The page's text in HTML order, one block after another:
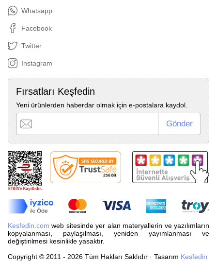
Whatsapp
Facebook
Twitter
Instagram
Fırsatları Keşfedin
Yeni ürünlerden haberdar olmak için e-postalara kaydol.
Kesfedin.com web sitesinde yer alan materyallerin ve yazılımların
kopyalanması, paylaşılması, yeniden yayımlanması ve
değiştirilmesi kesinlikle yasaktır.
Copyright © 2011 - 2026 Tüm Hakları Saklıdır · Tasarım Kesfedin